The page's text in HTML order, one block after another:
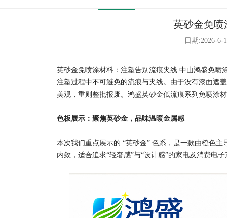
英砂金免喷
日期:2026-6-
英砂金免喷涂材料：注塑告别流痕夹线 中山鸿盛免
注塑过程中不可避免的流痕与夹线。由于没有漆面遮
美观，重则整批报废。鸿盛英砂金低流痕系列免喷涂
色板展示：聚焦英砂金，品味温暖金属感
本次我们重点展示的 “英砂金” 色系，是一款由橙色
内敛，适合追求“轻奢感”与“设计感”的家电及消费电子